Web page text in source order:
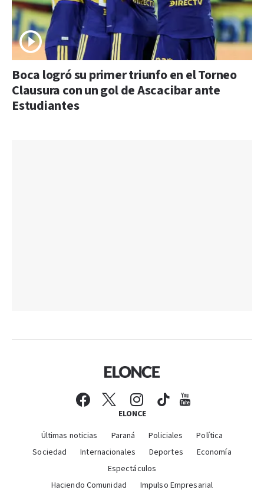
Boca logró su primer triunfo en el Torneo
Clausura con un gol de Ascacibar ante
Estudiantes
ELONCE
Últimas noticias Paraná Policiales
Política
Sociedad
Internacionales Deportes
Economía
Espectáculos
Haciendo Comunidad
Impulso Empresarial